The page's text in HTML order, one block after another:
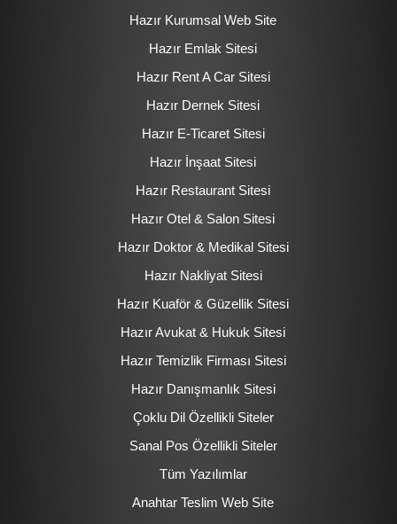
Hazır Kurumsal Web Site
Hazır Emlak Sitesi
Hazır Rent A Car Sitesi
Hazır Dernek Sitesi
Hazır E-Ticaret Sitesi
Hazır İnşaat Sitesi
Hazır Restaurant Sitesi
Hazır Otel & Salon Sitesi
Hazır Doktor & Medikal Sitesi
Hazır Nakliyat Sitesi
Hazır Kuaför & Güzellik Sitesi
Hazır Avukat & Hukuk Sitesi
Hazır Temizlik Firması Sitesi
Hazır Danışmanlık Sitesi
Çoklu Dil Özellikli Siteler
Sanal Pos Özellikli Siteler
Tüm Yazılımlar
Anahtar Teslim Web Site